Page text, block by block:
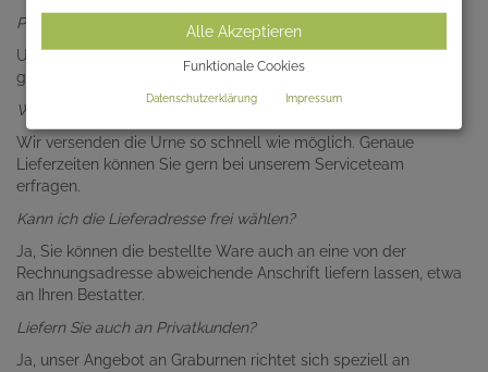
Passt jede Aschekapsel in diese Urne?
Unsere Urnen sind so dimensioniert, dass alle in Europa
geläufigen Aschekapseln in Ihnen Platz finden.
Wie schnell liefern Sie?
Wir versenden die Urne so schnell wie möglich. Genaue
Lieferzeiten können Sie gern bei unserem Serviceteam
erfragen.
Kann ich die Lieferadresse frei wählen?
Ja, Sie können die bestellte Ware auch an eine von der
Rechnungsadresse abweichende Anschrift liefern lassen, etwa
an Ihren Bestatter.
Liefern Sie auch an Privatkunden?
Ja, unser Angebot an Graburnen richtet sich speziell an
Alle Akzeptieren
Funktionale Cookies
Datenschutzerklärung Impressum